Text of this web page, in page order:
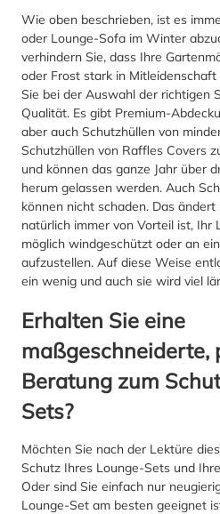
Wie oben beschrieben, ist es
oder Lounge-Sofa im Winter
verhindern Sie, dass Ihre
oder Frost stark in
Sie bei der Auswahl der richtigen
Qualität. Es gibt Premium-
aber auch Schutzhüllen von
Schutzhüllen von Raffles Covers
und können das ganze Jahr über
herum gelassen werden. Auch
können nicht schaden. Das
natürlich immer von Vorteil ist,
möglich windgeschützt oder an
aufzustellen. Auf diese Weise
ein wenig und auch sie wird viel
Erhalten Sie eine
maßgeschneiderte,
Beratung zum
Sets?
Möchten Sie nach der Lektüre
Schutz Ihres Lounge-Sets und
Oder sind Sie einfach nur
Lounge-Set am besten geeignet